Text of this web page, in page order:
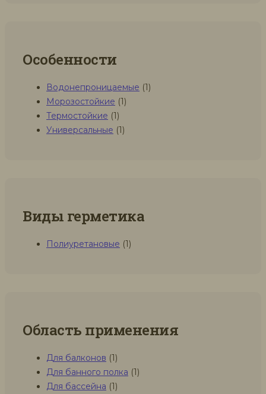
Особенности
Водонепроницаемые (1)
Морозостойкие (1)
Термостойкие (1)
Универсальные (1)
Виды герметика
Полиуретановые (1)
Область применения
Для балконов (1)
Для банного полка (1)
Для бассейна (1)